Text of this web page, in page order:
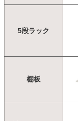
5段ラック
棚板